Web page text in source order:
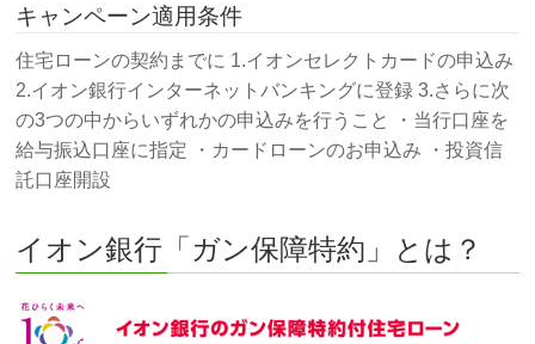
キャンペーン適用条件
住宅ローンの契約までに 1.イオンセレクトカードの申込み
2.イオン銀行インターネットバンキングに登録 3.さらに次
の3つの中からいずれかの申込みを行うこと ・当行口座を
給与振込口座に指定 ・カードローンのお申込み ・投資信
託口座開設
イオン銀行「ガン保障特約」とは？